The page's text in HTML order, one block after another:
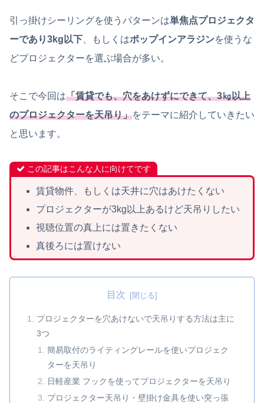
引っ掛けシーリングを使うパターンは単焦点プロジェクタ
ーであり3kg以下 、もしくはポップインアラジンを使うな
どプロジェクターを選ぶ場合が多い。
そこで今回は「賃貸でも、穴をあけずにできて、3㎏以上
のプロジェクターを天吊り」をテーマに紹介していきたい
と思います。
この記事はこんな人に向けてです
賃貸物件、もしくは天井に穴はあけたくない
プロジェクターが3kg以上あるけど天吊りしたい
視聴位置の真上には置きたくない
真後ろには置けない
目次
プロジェクターを穴あけないで天吊りする方法は主に
3つ
簡易取付のライティングレールを使いプロジェク
ターを天吊り
日軽産業 フックを使ってプロジェクターを天吊り
プロジェクター天吊り・壁掛け金具を使い突っ張